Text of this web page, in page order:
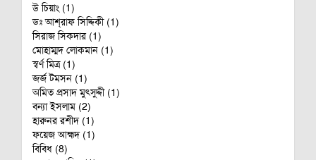
উ চিয়াং (1)
ডঃ আশ্‌রাফ সিদ্দিকী (1)
সিরাজ সিকদার (1)
মোহাম্মদ লোকমান (1)
স্বর্ণ মিত্র (1)
জর্জ টমসন (1)
অমিত প্রসাদ মুৎসুদ্দী (1)
বন্যা ইসলাম (2)
হারুনর রশীদ (1)
ফয়েজ আহ্মদ (1)
বিবিধ (8)